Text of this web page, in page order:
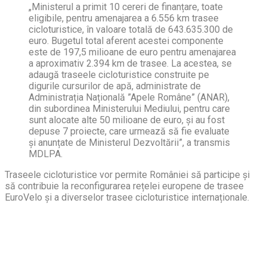
„Ministerul a primit 10 cereri de finanțare, toate
eligibile, pentru amenajarea a 6.556 km trasee
cicloturistice, în valoare totală de 643.635.300 de
euro. Bugetul total aferent acestei componente
este de 197,5 milioane de euro pentru amenajarea
a aproximativ 2.394 km de trasee. La acestea, se
adaugă traseele cicloturistice construite pe
digurile cursurilor de apă, administrate de
Administrația Națională ”Apele Române” (ANAR),
din subordinea Ministerului Mediului, pentru care
sunt alocate alte 50 milioane de euro, și au fost
depuse 7 proiecte, care urmează să fie evaluate
și anunțate de Ministerul Dezvoltării”, a transmis
MDLPA.
Traseele cicloturistice vor permite României să participe și
să contribuie la reconfigurarea rețelei europene de trasee
EuroVelo și a diverselor trasee cicloturistice internaționale.